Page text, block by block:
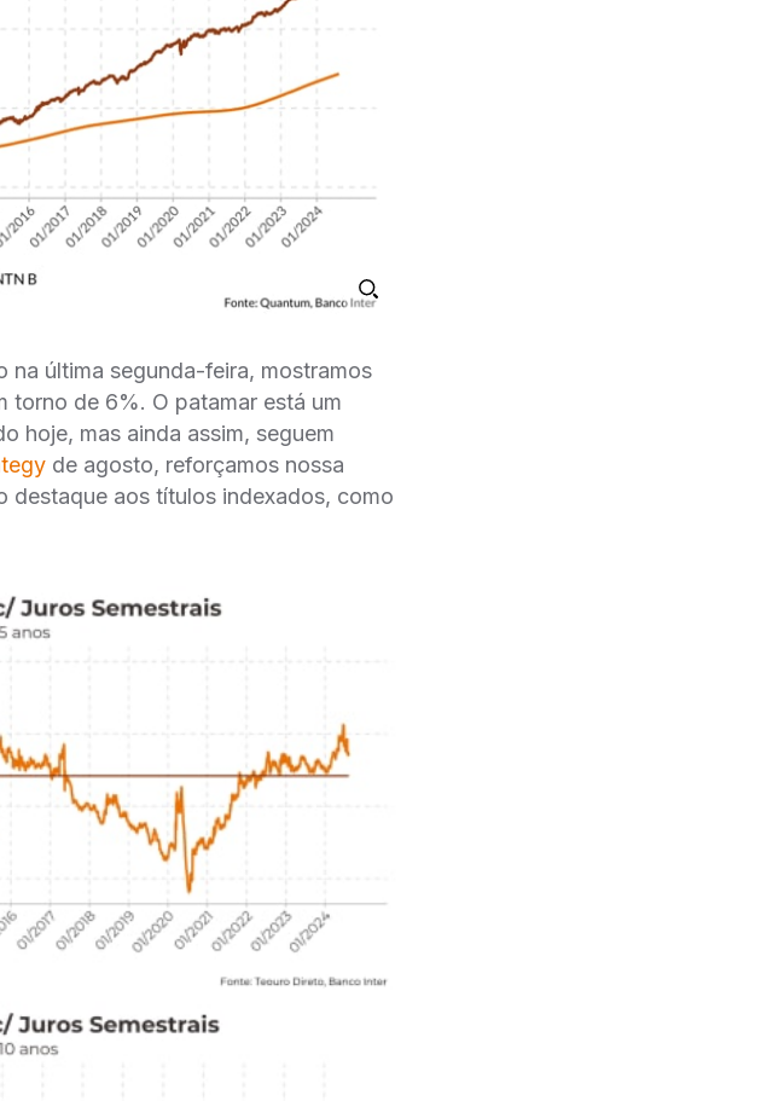
na última segunda-feira, mostramos
torno de 6%. O patamar está um
hoje, mas ainda assim, seguem
de agosto, reforçamos nossa
destaque aos títulos indexados, como